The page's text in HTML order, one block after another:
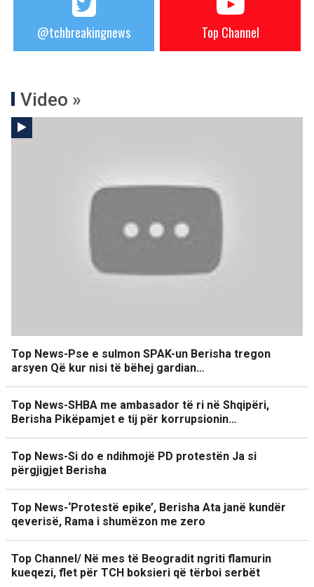
@tchbreakingnews Top Channel
Video »
Top News-Pse e sulmon SPAK-un Berisha tregon
arsyen Që kur nisi të bëhej gardian…
Top News-SHBA me ambasador të ri në Shqipëri,
Berisha Pikëpamjet e tij për korrupsionin…
Top News-Si do e ndihmojë PD protestën Ja si
përgjigjet Berisha
Top News-‘Protestë epike’, Berisha Ata janë kundër
qeverisë, Rama i shumëzon me zero
Top Channel/ Në mes të Beogradit ngriti flamurin
kueqezi, flet për TCH boksieri që tërboi serbët